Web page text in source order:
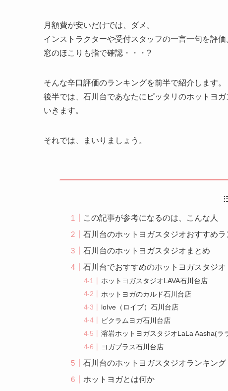
月額費が安いだけでは、ダメ。
インストラクターや受付スタッフの一言一句を評価
窓のほこりも指で確認・・・?
そんな辛口評価のランキングを前半で紹介します。
後半では、石川台であなたにピッタリのホットヨ
いきます。
それでは、まいりましょう。
この記事が参考になるのは、こんな人
石川台のホットヨガスタジオおすすめ
石川台のホットヨガスタジオまとめ
石川台でおすすめのホットヨガスタジオ
ホットヨガスタジオLAVA石川台店
ホットヨガのカルド石川台店
loIve（ロイブ）石川台店
ビクラムヨガ石川台店
溶岩ホットヨガスタジオLaLa Aasha(ラ
ヨガプラス石川台店
石川台のホットヨガスタジオランキング
ホットヨガとは何か